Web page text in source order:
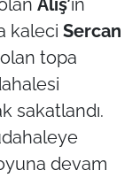
Aliş’in
kaleci Sercan
topa
sakatlandı.
devam